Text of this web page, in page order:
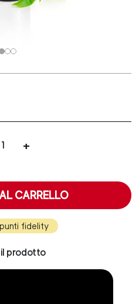
+
CARRELLO
fidelity
prodotto